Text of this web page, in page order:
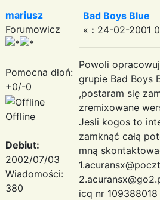
mariusz
Forumowicz
Pomocna dłoń:
+0/-0
Offline
Debiut:
2002/07/03
Wiadomości:
380
Bad Boys Blue
« : 24-02-2001
Powoli
grupie Bad Boys
,postaram się
zremixowane
Jesli kogos to
zamknąć całą
mną
icq nr 109388018